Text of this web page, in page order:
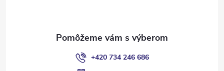
+420 734 246 686